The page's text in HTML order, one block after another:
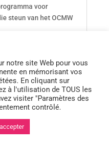
voor
steun van het OCMW
notre site Web pour vous
en mémorisant vos
En cliquant sur
à l'utilisation de TOUS les
visiter "Paramètres des
contrôlé.